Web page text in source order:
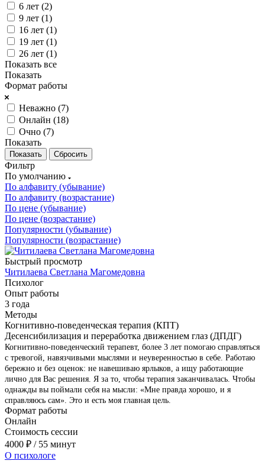
6 лет (2)
9 лет (1)
16 лет (1)
19 лет (1)
26 лет (1)
Показать все
Показать
Формат работы
Неважно (7)
Онлайн (18)
Очно (7)
Показать
Сбросить
Фильтр
По умолчанию
По алфавиту (убывание)
По алфавиту (возрастание)
По цене (убывание)
По цене (возрастание)
Популярности (убывание)
Популярности (возрастание)
Быстрый просмотр
Читилаева Светлана Магомедовна
Психолог
Опыт работы
3 года
Методы
Когнитивно-поведенческая терапия (КПТ)
Десенсибилизация и переработка движением глаз (ДПДГ)
Когнитивно-поведенческий терапевт, более 3 лет помогаю справляться
с тревогой, навязчивыми мыслями и неуверенностью в себе. Работаю
бережно и без оценок: не навешиваю ярлыков, а ищу работающие
лично для Вас решения. Я за то, чтобы терапия заканчивалась. Чтобы
однажды вы поймали себя на мысли: «Мне правда хорошо, и я
справляюсь сам». Это и есть моя главная цель.
Формат работы
Онлайн
Стоимость сессии
4000 ₽ / 55 минут
О психологе